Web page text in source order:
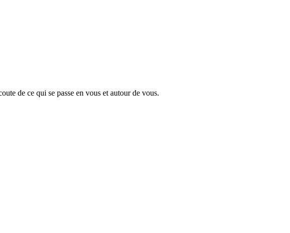
de ce qui se passe en vous et autour de vous.